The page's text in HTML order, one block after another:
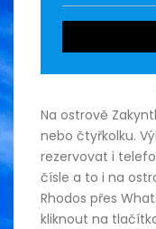
Na ostrově
nebo čtyřkolku.
rezervovat i
čísle a to i na
Rhodos přes
kliknout na